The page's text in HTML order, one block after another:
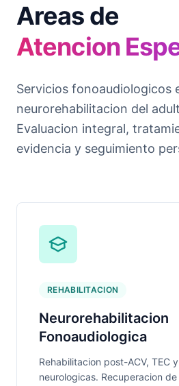
Areas de
Atencion
Servicios fonoaudiologicos
neurorehabilitacion del
Evaluacion integral,
evidencia y seguimiento
REHABILITACION
Neurorehabilitacion
Fonoaudiologica
Rehabilitacion post-ACV, TEC
neurologicas. Recuperacion